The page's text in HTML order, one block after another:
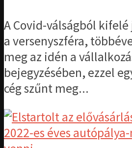
A Covid-válságból
a versenyszféra,
meg az idén a
bejegyzésében, ezzel
cég szűnt meg...